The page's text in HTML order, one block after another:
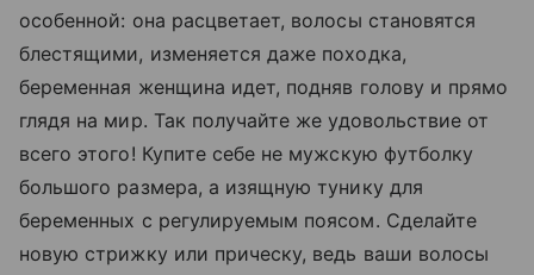
особенной: она расцветает, волосы становятся
блестящими, изменяется даже походка,
беременная женщина идет, подняв голову и прямо
глядя на мир. Так получайте же удовольствие от
всего этого! Купите себе не мужскую футболку
большого размера, а изящную тунику для
беременных с регулируемым поясом. Сделайте
новую стрижку или прическу, ведь ваши волосы